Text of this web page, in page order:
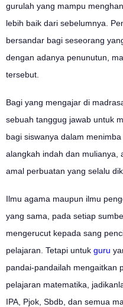
gurulah yang mampu
lebih baik dari sebelumnya.
bersandar bagi seseorang
dengan adanya penunutun,
tersebut.
Bagi yang mengajar di
sebuah tanggug jawab untuk
bagi siswanya dalam
alangkah indah dan mulianya,
amal perbuatan yang selalu
Ilmu agama maupun ilmu
yang sama, pada setiap
mengerucut kepada sang
pelajaran. Tetapi untuk guru
pandai-pandailah mengaitkan
pelajaran matematika,
IPA, Pjok, Sbdb, dan semua